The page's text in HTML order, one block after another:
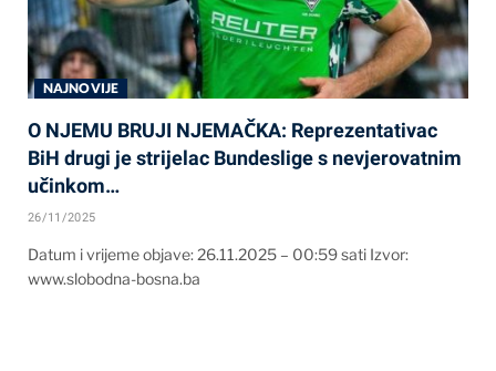
NAJNOVIJE
O NJEMU BRUJI NJEMAČKA: Reprezentativac
BiH drugi je strijelac Bundeslige s nevjerovatnim
učinkom…
26/11/2025
Datum i vrijeme objave: 26.11.2025 – 00:59 sati Izvor:
www.slobodna-bosna.ba